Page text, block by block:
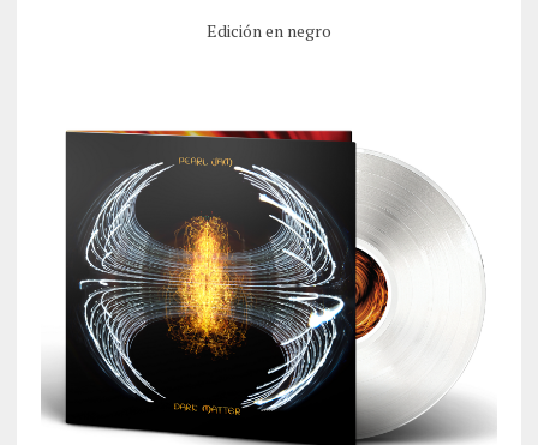
Edición en negro